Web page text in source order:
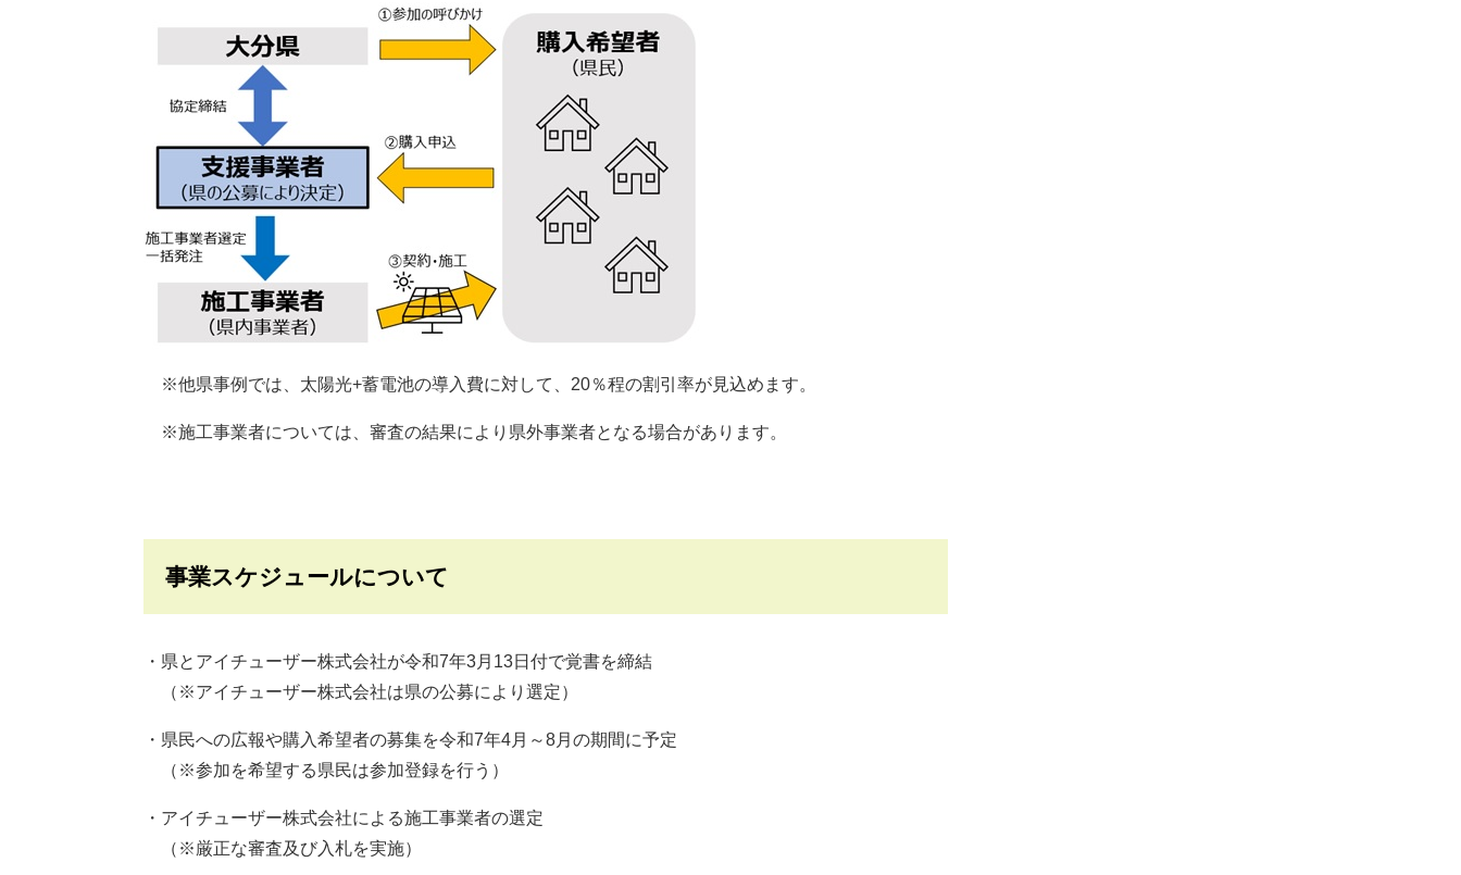
※他県事例では、太陽光+蓄電池の導入費に対して、20％程の割引率が見込めます。
※施工事業者については、審査の結果により県外事業者となる場合があります。
事業スケジュールについて
・県とアイチューザー株式会社が令和7年3月13日付で覚書を締結
（※アイチューザー株式会社は県の公募により選定）
・県民への広報や購入希望者の募集を令和7年4月～8月の期間に予定
（※参加を希望する県民は参加登録を行う）
・アイチューザー株式会社による施工事業者の選定
（※厳正な審査及び入札を実施）